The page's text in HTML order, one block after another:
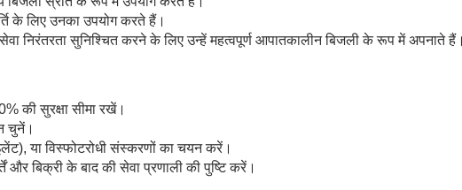
के लिए उनका उपयोग करते हैं।
निरंतरता सुनिश्चित करने के लिए उन्हें महत्वपूर्ण आपातकालीन बिजली के रूप में अपनाते हैं।
की सुरक्षा सीमा रखें।
चुनें।
या विस्फोटरोधी संस्करणों का चयन करें।
बिक्री के बाद की सेवा प्रणाली की पुष्टि करें।